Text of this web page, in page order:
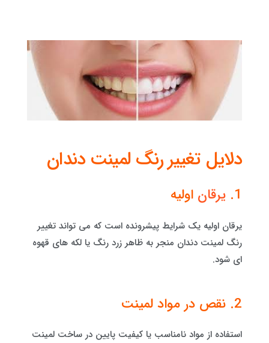
دلایل تغییر رنگ لمینت دندان
1. یرقان اولیه
یرقان اولیه یک شرایط پیشرونده است که می تواند تغییر
رنگ لمینت دندان منجر به ظاهر زرد رنگ یا لکه های قهوه
ای شود.
2. نقص در مواد لمینت
استفاده از مواد نامناسب یا کیفیت پایین در ساخت لمینت